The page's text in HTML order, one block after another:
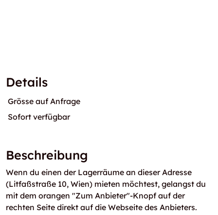
Details
Grösse auf Anfrage
Sofort verfügbar
Beschreibung
Wenn du einen der Lagerräume an dieser Adresse
(Litfaßstraße 10, Wien) mieten möchtest, gelangst du
mit dem orangen "Zum Anbieter"-Knopf auf der
rechten Seite direkt auf die Webseite des Anbieters.